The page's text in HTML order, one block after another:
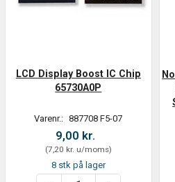
LCD Display Boost IC Chip
65730A0P
Varenr.: 887708 F5-07
9,00 kr.
(7,20 kr. u/moms)
8 stk på lager